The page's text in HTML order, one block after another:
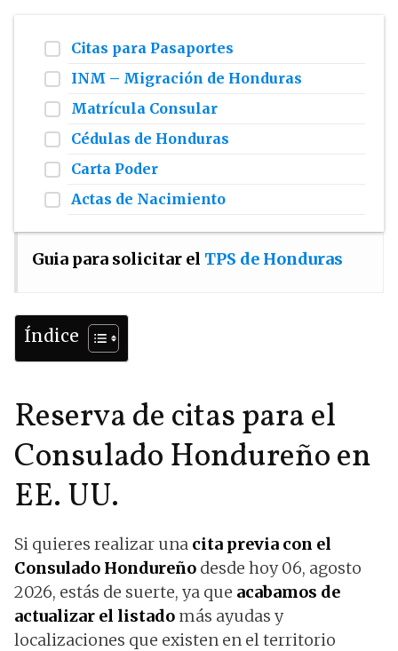
Citas para Pasaportes
INM – Migración de Honduras
Matrícula Consular
Cédulas de Honduras
Carta Poder
Actas de Nacimiento
Guia para solicitar el TPS de Honduras
Índice
Reserva de citas para el
Consulado Hondureño en
EE. UU.
Si quieres realizar una cita previa con el
Consulado Hondureño desde hoy 06, agosto
2026, estás de suerte, ya que acabamos de
actualizar el listado más ayudas y
localizaciones que existen en el territorio